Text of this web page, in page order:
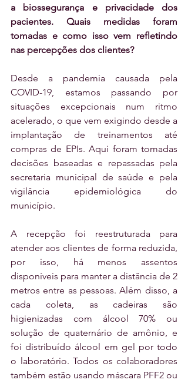
a biossegurança e privacidade dos
pacientes. Quais medidas foram
tomadas e como isso vem refletindo
nas percepções dos clientes?
Desde a pandemia causada pela
COVID-19, estamos passando por
situações excepcionais num ritmo
acelerado, o que vem exigindo desde a
implantação de treinamentos até
compras de EPIs. Aqui foram tomadas
decisões baseadas e repassadas pela
secretaria municipal de saúde e pela
vigilância epidemiológica do
município.
A recepção foi reestruturada para
atender aos clientes de forma reduzida,
por isso, há menos assentos
disponíveis para manter a distância de 2
metros entre as pessoas. Além disso, a
cada coleta, as cadeiras são
higienizadas com álcool 70% ou
solução de quaternário de amônio, e
foi distribuído álcool em gel por todo
o laboratório. Todos os colaboradores
também estão usando máscara PFF2 ou